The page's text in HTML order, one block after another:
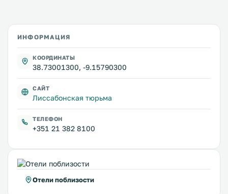
ИНФОРМАЦИЯ
КООРДИНАТЫ
38.73001300, -9.15790300
САЙТ
Лиссабонская тюрьма
ТЕЛЕФОН
+351 21 382 8100
Отели поблизости